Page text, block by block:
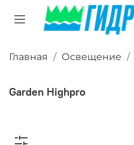
Главная Освещение
Garden Highpro